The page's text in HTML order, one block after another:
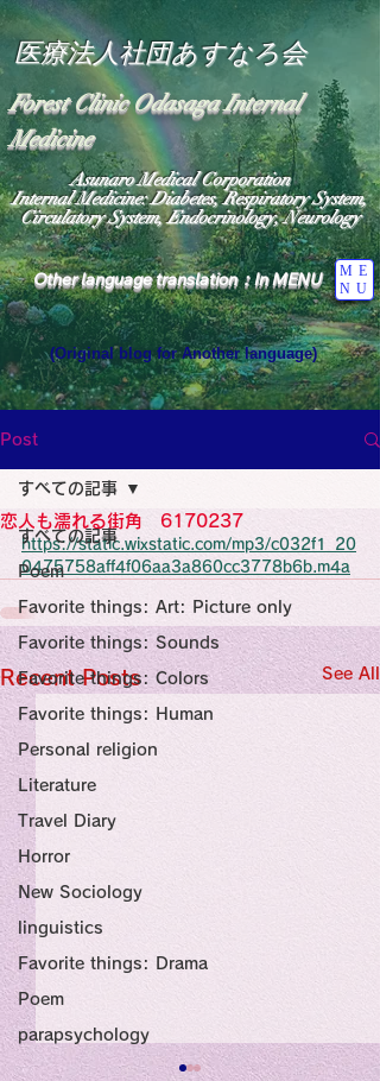
医療法人社団あすなろ会
Forest Clinic Odasaga Internal
Medicine
Other language translation：In MENU
ME
NU
Asunaro Medical Corporation
Internal Medicine: Diabetes, Respiratory System,
Circulatory System, Endocrinology, Neurology
(Original blog for Another language)
Heavens: Beyond the Universe: The World
the God of Light Resides"
Medicine Specialist
Specialist
Wide Blog
Medicine
Religion
Post
すべての記事
Poem
Favorite things: Art: Picture only
Favorite things: Sounds
Favorite things: Colors
Favorite things: Human
Personal religion
Literature
Travel Diary
Horror
New Sociology
linguistics
Favorite things: Drama
Poem
parapsychology
すべての記事
恋人も濡れる街角 6170237
https://static.wixstatic.com/mp3/c032f1_20
0475758aff4f06aa3a860cc3778b6b.m4a
Recent Posts See All